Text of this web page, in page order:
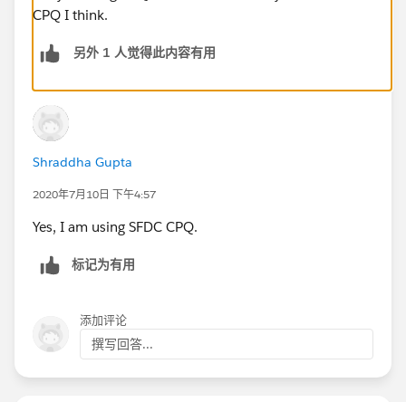
CPQ I think.
另外 1 人觉得此内容有用
Shraddha Gupta
2020年7月10日 下午4:57
Yes, I am using SFDC CPQ.
标记为有用
添加评论
撰写回答...